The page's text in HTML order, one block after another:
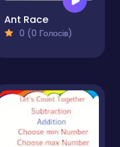
Ant Race
0 (0 Голосів)